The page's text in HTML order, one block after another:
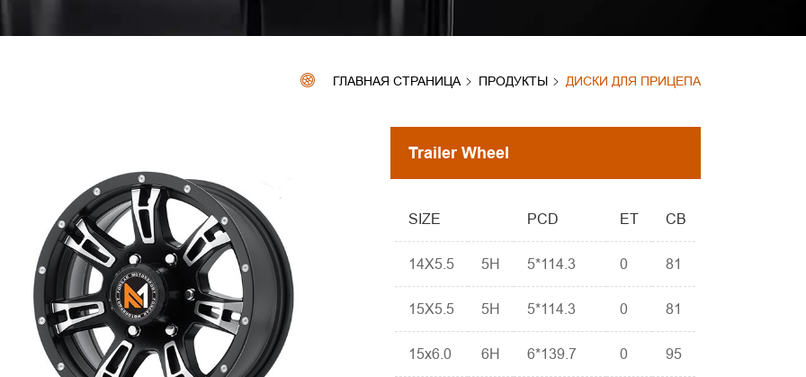
ГЛАВНАЯ СТРАНИЦА ПРОДУКТЫ ДИСКИ ДЛЯ ПРИЦЕПА
Trailer Wheel
SIZE PCD ET CB
14X5.5 5H 5*114.3 0 81
15X5.5 5H 5*114.3 0 81
15x6.0 6H 6*139.7 0 95